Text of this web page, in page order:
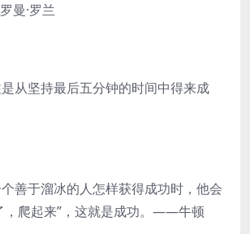
曼·罗兰
从坚持最后五分钟的时间中得来成
善于溜冰的人怎样获得成功时，他会
，爬起来”，这就是成功。——牛顿